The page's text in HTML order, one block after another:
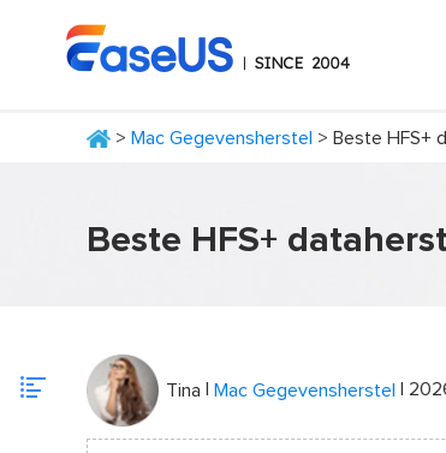
> Mac Gegevensherstel > Beste HFS+
Beste HFS+
Tina Mac Gegevensherstel |